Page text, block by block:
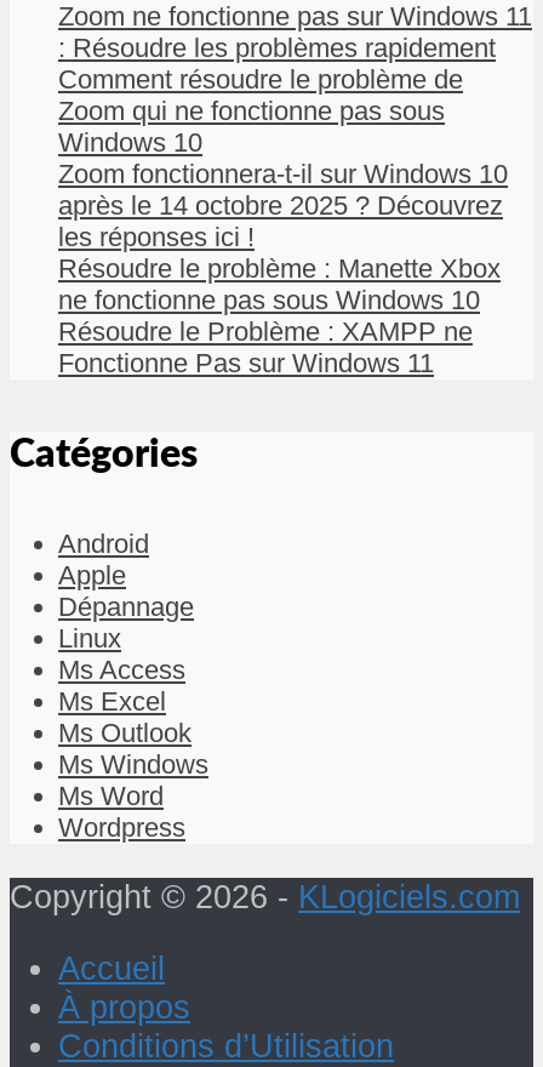
Zoom ne fonctionne pas sur Windows 11
: Résoudre les problèmes rapidement
Comment résoudre le problème de
Zoom qui ne fonctionne pas sous
Windows 10
Zoom fonctionnera-t-il sur Windows 10
après le 14 octobre 2025 ? Découvrez
les réponses ici !
Résoudre le problème : Manette Xbox
ne fonctionne pas sous Windows 10
Résoudre le Problème : XAMPP ne
Fonctionne Pas sur Windows 11
Catégories
Android
Apple
Dépannage
Linux
Ms Access
Ms Excel
Ms Outlook
Ms Windows
Ms Word
Wordpress
Copyright © 2026 - KLogiciels.com
Accueil
À propos
Conditions d’Utilisation